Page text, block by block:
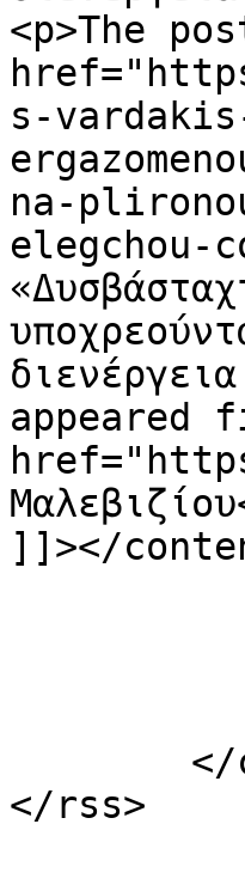
<p>The
s-
na-
elegchou-
appeared
]]></